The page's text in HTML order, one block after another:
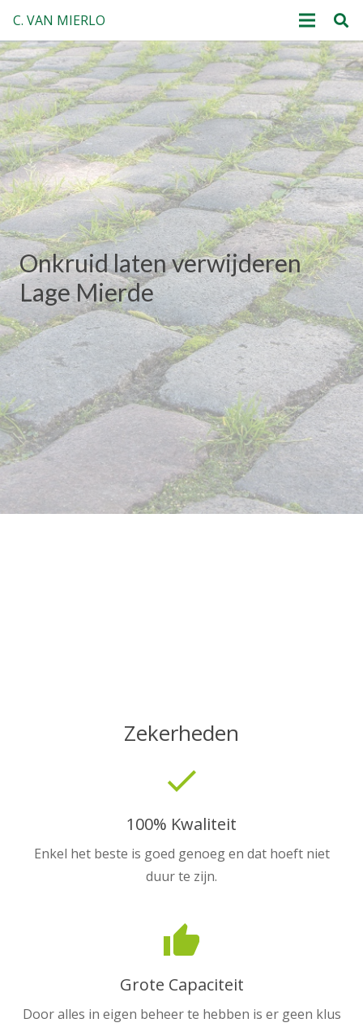
C. VAN MIERLO
Onkruid laten verwijderen
Lage Mierde
Zekerheden
done
100% Kwaliteit
Enkel het beste is goed genoeg en dat hoeft niet
duur te zijn.
thumb_up
Grote Capaciteit
Door alles in eigen beheer te hebben is er geen klus